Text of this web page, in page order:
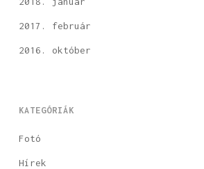
2017. február
2016. október
KATEGÓRIÁK
Fotó
Hírek